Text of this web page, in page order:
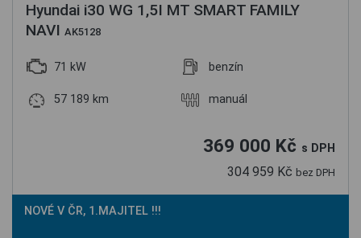
Hyundai i30 WG 1,5I MT SMART FAMILY
NAVI AK5128
71 kW benzín
57 189 km manuál
369 000 Kč s DPH
304 959 Kč bez DPH
NOVÉ V ČR, 1.MAJITEL !!!